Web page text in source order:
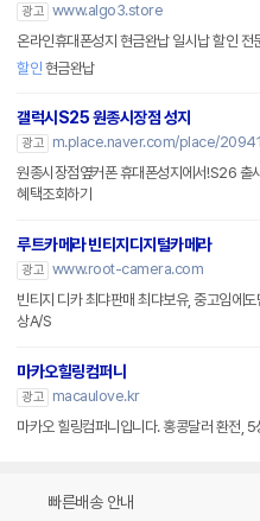
광고 www.algo3.store
온라인휴대폰성지 현금완납 일
할인 현금완납
갤럭시S25 원종시장점 성지
광고
m.place.naver.com/place/
원종시장점옆커폰 휴대폰성지에서!S26 출
혜택조회하기
루트카메라 빈티지디지털카메라
광고 www.root-camera.com
빈티지 디카 최댜판매 최댜보유, 중고임에
상A/S
마카오힐링컴퍼니
광고
macaulove.kr
마카오 힐링컴퍼니입니다. 홍콩달러 환전,
빠른배송 안내